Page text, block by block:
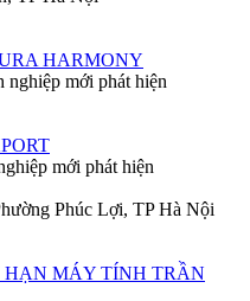
HARMONY
nghiệp mới phát hiện
mới phát hiện
Phúc Lợi, TP Hà Nội
HẠN MÁY TÍNH TRẦN